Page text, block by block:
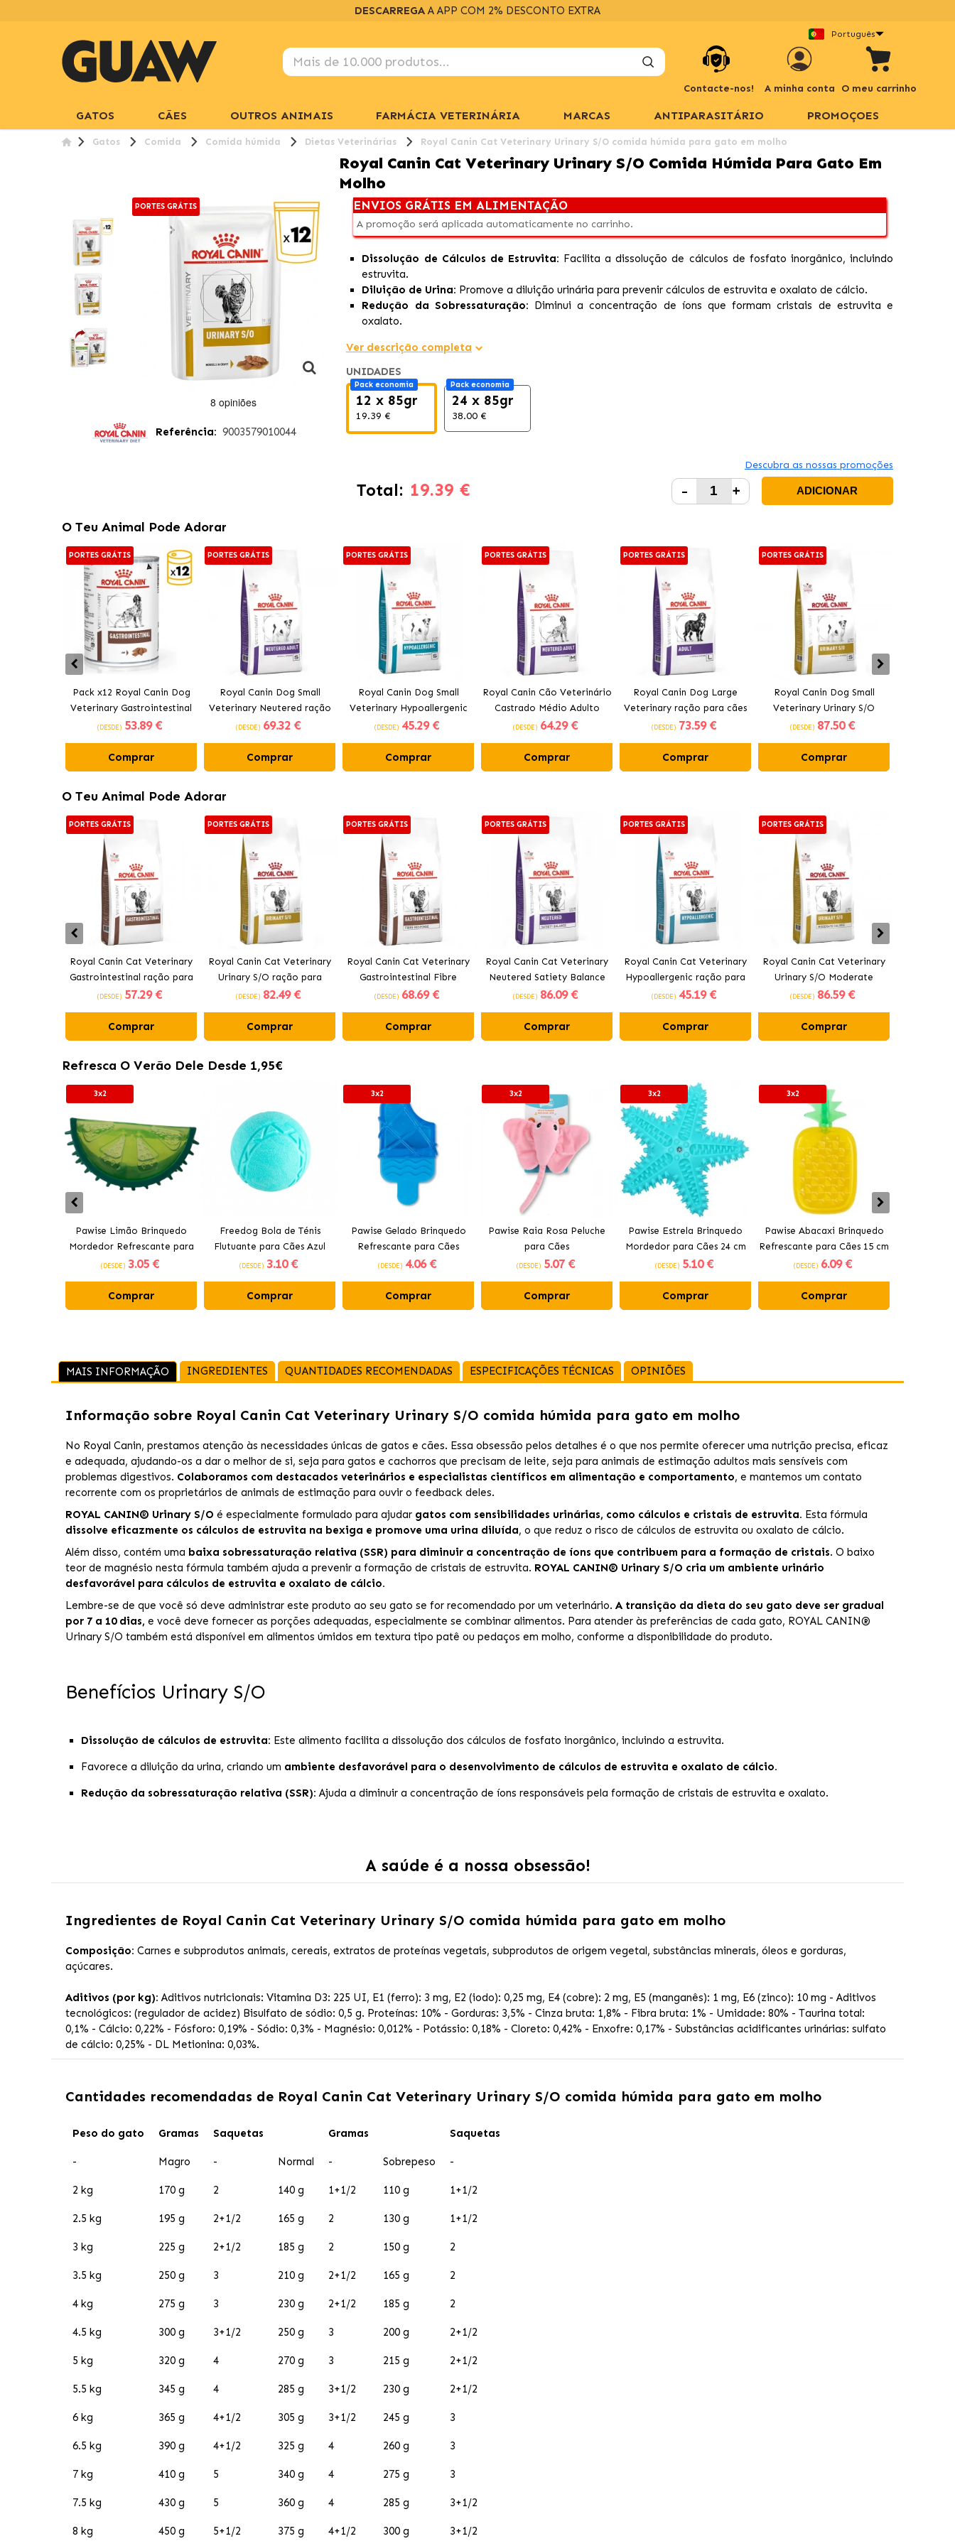
DESCARREGAA APP COM 2% DESCONTO EXTRA
Português
Contacte-nos! A minha conta O meu carrinho
GATOS CÃES OUTROS ANIMAIS FARMÁCIA VETERINÁRIA MARCAS ANTIPARASITÁRIO PROMOÇOES
Gatos Comida Comida húmida Dietas Veterinárias Royal Canin Cat Veterinary Urinary S/O comida húmida para gato em molho
Royal Canin Cat Veterinary Urinary S/O Comida Húmida Para Gato Em
Molho
PORTES GRÁTIS
Referência: 9003579010044
ENVIOS GRÁTIS EM ALIMENTAÇÃO
A promoção será aplicada automaticamente no carrinho.
Dissolução de Cálculos de Estruvita: Facilita a dissolução de cálculos de fosfato inorgânico, incluindo
estruvita.
Diluição de Urina: Promove a diluição urinária para prevenir cálculos de estruvita e oxalato de cálcio.
Redução da Sobressaturação: Diminui a concentração de íons que formam cristais de estruvita e
oxalato.
Ver descrição completa
UNIDADES
Pack economia
12 x 85gr
19.39 €
Pack economia
24 x 85gr
38.00 €
Descubra as nossas promoções
Total: 19.39 € - + ADICIONAR
O Teu Animal Pode Adorar
PORTES GRÁTIS
Pack x12 Royal Canin Dog
Veterinary Gastrointestinal
comida Húmida para cães
(DESDE) 53.89 €
Comprar
PORTES GRÁTIS
Royal Canin Dog Small
Veterinary Neutered ração
para cães pequenos
(DESDE) 69.32 €
Comprar
PORTES GRÁTIS
Royal Canin Dog Small
Veterinary Hypoallergenic
ração para cães pequenos
(DESDE) 45.29 €
Comprar
PORTES GRÁTIS
Royal Canin Cão Veterinário
Castrado Médio Adulto
Ração para Cães de porte
(DESDE) 64.29 €
Comprar
PORTES GRÁTIS
Royal Canin Dog Large
Veterinary ração para cães
grandes
(DESDE) 73.59 €
Comprar
PORTES GRÁTIS
Royal Canin Dog Small
Veterinary Urinary S/O
ração para cães pequenos
(DESDE) 87.50 €
Comprar
O Teu Animal Pode Adorar
PORTES GRÁTIS
Royal Canin Cat Veterinary
Gastrointestinal ração para
gatos
(DESDE) 57.29 €
Comprar
PORTES GRÁTIS
Royal Canin Cat Veterinary
Urinary S/O ração para
gatos
(DESDE) 82.49 €
Comprar
PORTES GRÁTIS
Royal Canin Cat Veterinary
Gastrointestinal Fibre
Response ração para gatos
(DESDE) 68.69 €
Comprar
PORTES GRÁTIS
Royal Canin Cat Veterinary
Neutered Satiety Balance
ração para gatos castrados
(DESDE) 86.09 €
Comprar
PORTES GRÁTIS
Royal Canin Cat Veterinary
Hypoallergenic ração para
gatos
(DESDE) 45.19 €
Comprar
PORTES GRÁTIS
Royal Canin Cat Veterinary
Urinary S/O Moderate
Calorie ração para gatos
(DESDE) 86.59 €
Comprar
Refresca O Verão Dele Desde 1,95€
3x2
Pawise Limão Brinquedo
Mordedor Refrescante para
Cães 12 cm
(DESDE) 3.05 €
Comprar
Freedog Bola de Ténis
Flutuante para Cães Azul
(DESDE) 3.10 €
Comprar
3x2
Pawise Gelado Brinquedo
Refrescante para Cães
(DESDE) 4.06 €
Comprar
3x2
Pawise Raia Rosa Peluche
para Cães
(DESDE) 5.07 €
Comprar
3x2
Pawise Estrela Brinquedo
Mordedor para Cães 24 cm
(DESDE) 5.10 €
Comprar
3x2
Pawise Abacaxi Brinquedo
Refrescante para Cães 15 cm
(DESDE) 6.09 €
Comprar
MAIS INFORMAÇÃO INGREDIENTES QUANTIDADES RECOMENDADAS ESPECIFICAÇÕES TÉCNICAS OPINIÕES
Informação sobre Royal Canin Cat Veterinary Urinary S/O comida húmida para gato em molho
No Royal Canin, prestamos atenção às necessidades únicas de gatos e cães. Essa obsessão pelos detalhes é o que nos permite oferecer uma nutrição precisa, eficaz
e adequada, ajudando-os a dar o melhor de si, seja para gatos e cachorros que precisam de leite, seja para animais de estimação adultos mais sensíveis com
problemas digestivos. Colaboramos com destacados veterinários e especialistas científicos em alimentação e comportamento, e mantemos um contato
recorrente com os proprietários de animais de estimação para ouvir o feedback deles.
ROYAL CANIN® Urinary S/O é especialmente formulado para ajudar gatos com sensibilidades urinárias, como cálculos e cristais de estruvita. Esta fórmula
dissolve eficazmente os cálculos de estruvita na bexiga e promove uma urina diluída, o que reduz o risco de cálculos de estruvita ou oxalato de cálcio.
Além disso, contém uma baixa sobressaturação relativa (SSR) para diminuir a concentração de íons que contribuem para a formação de cristais. O baixo
teor de magnésio nesta fórmula também ajuda a prevenir a formação de cristais de estruvita. ROYAL CANIN® Urinary S/O cria um ambiente urinário
desfavorável para cálculos de estruvita e oxalato de cálcio.
Lembre-se de que você só deve administrar este produto ao seu gato se for recomendado por um veterinário. A transição da dieta do seu gato deve ser gradual
por 7 a 10 dias, e você deve fornecer as porções adequadas, especialmente se combinar alimentos. Para atender às preferências de cada gato, ROYAL CANIN®
Urinary S/O também está disponível em alimentos úmidos em textura tipo patê ou pedaços em molho, conforme a disponibilidade do produto.
Benefícios Urinary S/O
Dissolução de cálculos de estruvita: Este alimento facilita a dissolução dos cálculos de fosfato inorgânico, incluindo a estruvita.
Favorece a diluição da urina, criando um ambiente desfavorável para o desenvolvimento de cálculos de estruvita e oxalato de cálcio.
Redução da sobressaturação relativa (SSR): Ajuda a diminuir a concentração de íons responsáveis pela formação de cristais de estruvita e oxalato.
A saúde é a nossa obsessão!
Ingredientes de Royal Canin Cat Veterinary Urinary S/O comida húmida para gato em molho
Composição: Carnes e subprodutos animais, cereais, extratos de proteínas vegetais, subprodutos de origem vegetal, substâncias minerais, óleos e gorduras,
açúcares.
Aditivos (por kg): Aditivos nutricionais: Vitamina D3: 225 UI, E1 (ferro): 3 mg, E2 (iodo): 0,25 mg, E4 (cobre): 2 mg, E5 (manganês): 1 mg, E6 (zinco): 10 mg - Aditivos
tecnológicos: (regulador de acidez) Bisulfato de sódio: 0,5 g. Proteínas: 10% - Gorduras: 3,5% - Cinza bruta: 1,8% - Fibra bruta: 1% - Umidade: 80% - Taurina total:
0,1% - Cálcio: 0,22% - Fósforo: 0,19% - Sódio: 0,3% - Magnésio: 0,012% - Potássio: 0,18% - Cloreto: 0,42% - Enxofre: 0,17% - Substâncias acidificantes urinárias: sulfato
de cálcio: 0,25% - DL Metionina: 0,03%.
Cantidades recomendadas de Royal Canin Cat Veterinary Urinary S/O comida húmida para gato em molho
Peso do gato Gramas Saquetas Gramas Saquetas
- Magro - Normal - Sobrepeso -
2 kg 170 g 2 140 g 1+1/2 110 g 1+1/2
2.5 kg 195 g 2+1/2 165 g 2 130 g 1+1/2
3 kg 225 g 2+1/2 185 g 2 150 g 2
3.5 kg 250 g 3 210 g 2+1/2 165 g 2
4 kg 275 g 3 230 g 2+1/2 185 g 2
4.5 kg 300 g 3+1/2 250 g 3 200 g 2+1/2
5 kg 320 g 4 270 g 3 215 g 2+1/2
5.5 kg 345 g 4 285 g 3+1/2 230 g 2+1/2
6 kg 365 g 4+1/2 305 g 3+1/2 245 g 3
6.5 kg 390 g 4+1/2 325 g 4 260 g 3
7 kg 410 g 5 340 g 4 275 g 3
7.5 kg 430 g 5 360 g 4 285 g 3+1/2
8 kg 450 g 5+1/2 375 g 4+1/2 300 g 3+1/2